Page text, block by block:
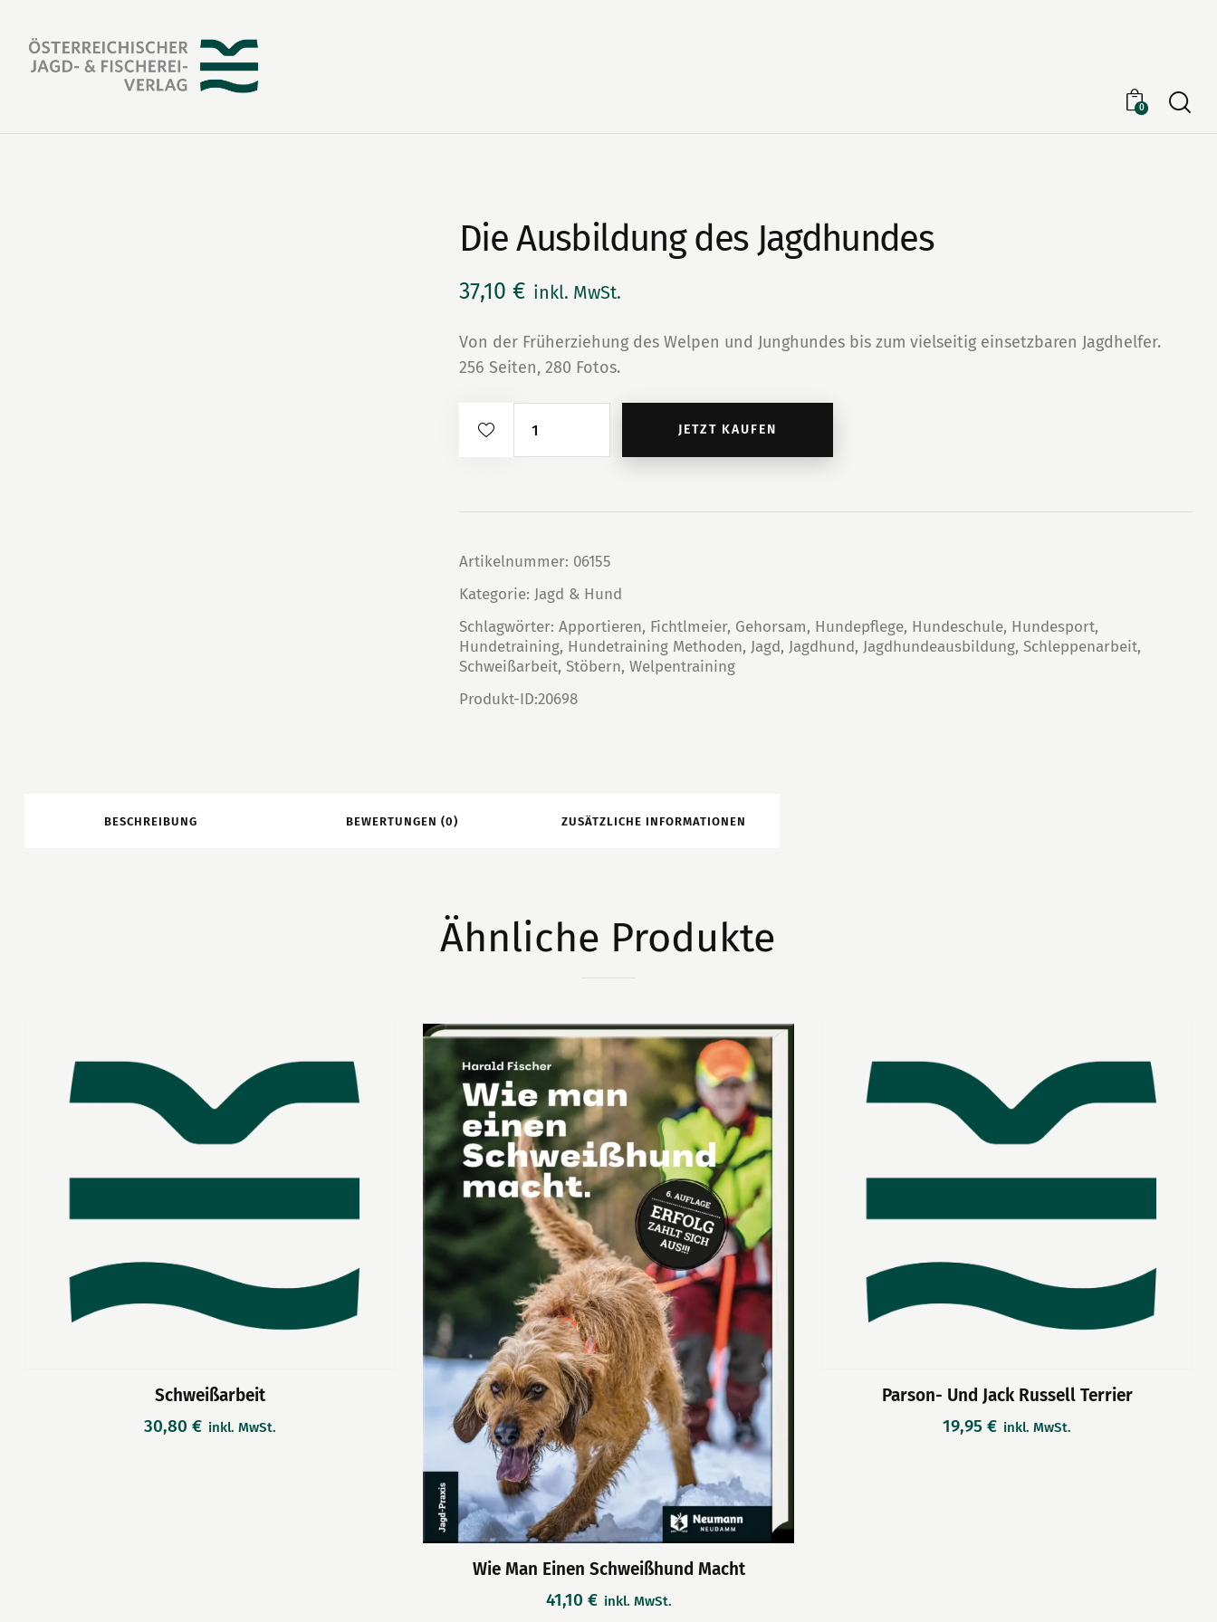
0
Die Ausbildung des Jagdhundes
37,10€ inkl. MwSt.
Von der Früherziehung des Welpen und Junghundes bis zum vielseitig einsetzbaren Jagdhelfer.
256 Seiten, 280 Fotos.
Ausbildung
JETZT KAUFEN
Artikelnummer: 06155
Kategorie: Jagd & Hund
Schlagwörter:Apportieren, Fichtlmeier, Gehorsam, Hundepflege, Hundeschule, Hundesport,
Hundetraining, Hundetraining Methoden, Jagd, Jagdhund, Jagdhundeausbildung,Schleppenarbeit,
Schweißarbeit,Stöbern,Welpentraining
Produkt-ID:20698
BESCHREIBUNG BEWERTUNGEN (0) ZUSÄTZLICHE INFORMATIONEN
Ähnliche Produkte
Schweißarbeit
30,80 € inkl. MwSt.
Wie Man Einen Schweißhund Macht
41,10 € inkl. MwSt.
Parson- Und Jack Russell Terrier
19,95 € inkl. MwSt.